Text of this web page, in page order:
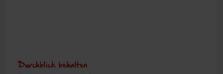
Durchblick behalten